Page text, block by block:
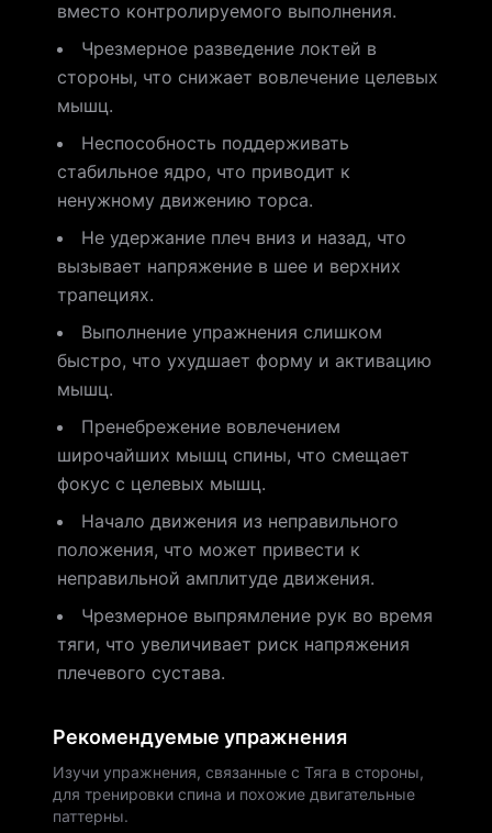
вместо контролируемого выполнения.
Чрезмерное разведение локтей в
стороны, что снижает вовлечение целевых
мышц.
Неспособность поддерживать
стабильное ядро, что приводит к
ненужному движению торса.
Не удержание плеч вниз и назад, что
вызывает напряжение в шее и верхних
трапециях.
Выполнение упражнения слишком
быстро, что ухудшает форму и активацию
мышц.
Пренебрежение вовлечением
широчайших мышц спины, что смещает
фокус с целевых мышц.
Начало движения из неправильного
положения, что может привести к
неправильной амплитуде движения.
Чрезмерное выпрямление рук во время
тяги, что увеличивает риск напряжения
плечевого сустава.
Рекомендуемые упражнения
Изучи упражнения, связанные с Тяга в стороны,
для тренировки спина и похожие двигательные
паттерны.